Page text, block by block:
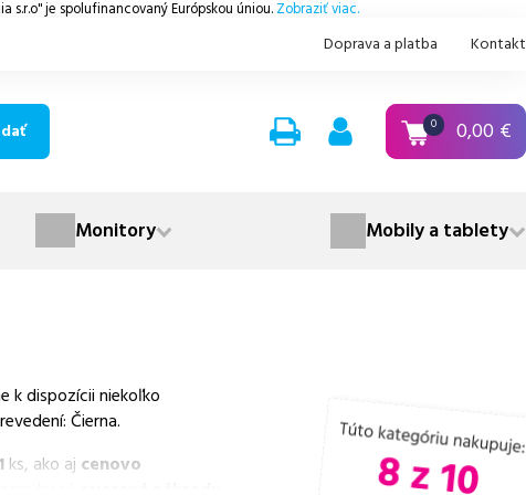
s.r.o" je spolufinancovaný Európskou úniou. Zobraziť viac.
Doprava a platba Kontakt
0 0,00 €
Monitory Mobily a tablety
k dispozícii niekoľko
Čierna.
ks, ako aj cenovo